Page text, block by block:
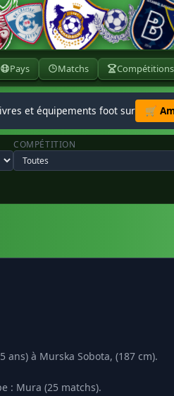
Pays Matchs Compétitions
et équipements foot sur 🛒
COMPÉTITION
à Murska Sobota, (187 cm).
: Mura (25 matchs).